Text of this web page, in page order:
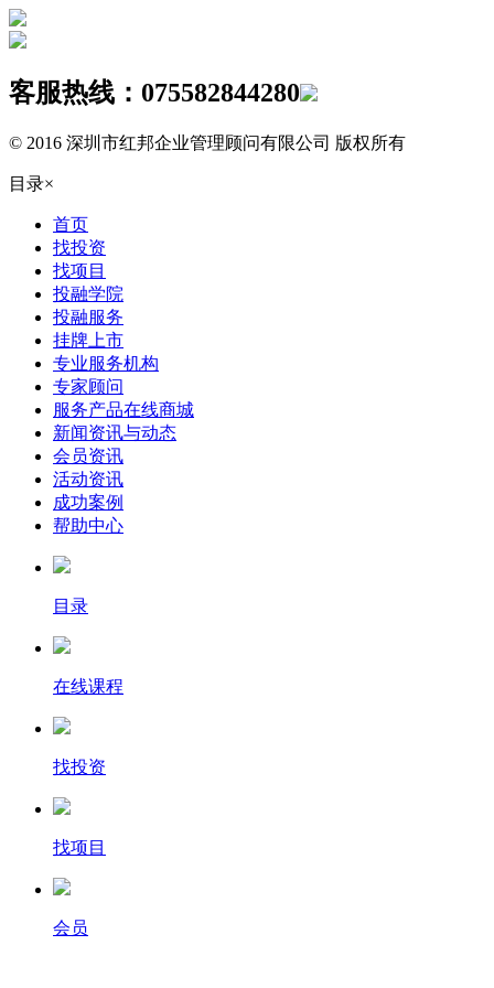
客服热线： 075582844280
© 2016 深圳市红邦企业管理顾问有限公司 版权所有
目录×
首页
找投资
找项目
投融学院
投融服务
挂牌上市
专业服务机构
专家顾问
服务产品在线商城
新闻资讯与动态
会员资讯
活动资讯
成功案例
帮助中心
目录
在线课程
找投资
找项目
会员